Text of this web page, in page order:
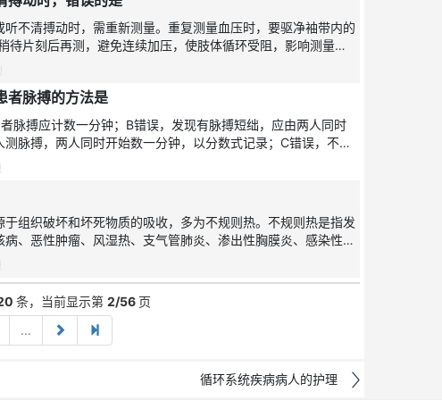
听不清搏动时，需重新测量。重复测量血压时，要驱净袖带内的
待片刻后再测，避免连续加压，使肢体循环受阻，影响测量数
错误。【避
者脉搏的方法是
者脉搏应计数一分钟；B错误，发现有脉搏短绌，应由两人同时
脉搏，两人同时开始数一分钟，以分数式记录；C错误，不可
动易与患者的脉
于组织破坏和坏死物质的吸收，多为不规则热。不规则热是指发
、恶性肿瘤、风湿热、支气管肺炎、渗出性胸膜炎、感染性心
错】本题部分考
条，当前显示第 2/56 页
...
循环系统疾病病人的护理